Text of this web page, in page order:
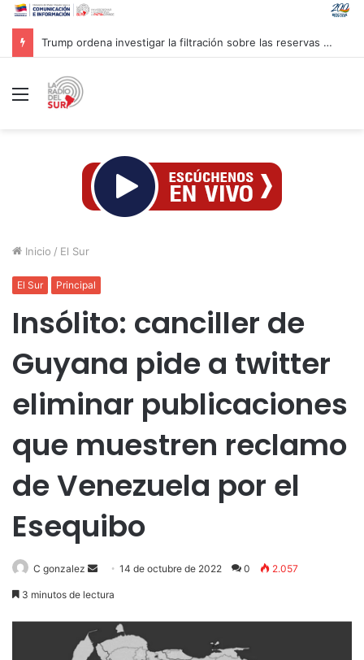
Trump ordena investigar la filtración sobre las reservas de municiones
Menú
Inicio / El Sur
El Sur Principal
Insólito: canciller de
Guyana pide a twitter
eliminar publicaciones
que muestren reclamo
de Venezuela por el
Esequibo
C gonzalez
Send14 de octubre de 2022 0 2.057
3 minutos de lectura